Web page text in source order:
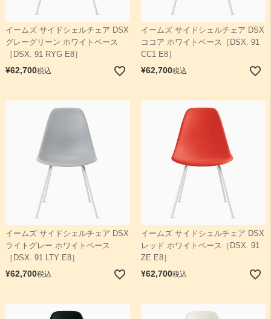
イームズ サイドシェルチェア DSX
グレーグリーン ホワイトベース
［DSX. 91 RYG E8］
¥62,700税込
イームズ サイドシェルチェア DSX
ココア ホワイトベース［DSX. 91
CC1 E8］
¥62,700税込
イームズ サイドシェルチェア DSX
ライトグレー ホワイトベース
［DSX. 91 LTY E8］
¥62,700税込
イームズ サイドシェルチェア DSX
レッド ホワイトベース［DSX. 91
ZE E8］
¥62,700税込